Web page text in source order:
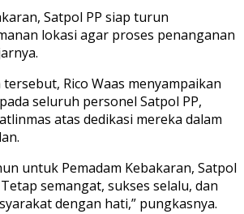
Satpol PP siap turun
lokasi agar proses penanganan
Rico Waas menyampaikan
seluruh personel Satpol PP,
atas dedikasi mereka dalam
untuk Pemadam Kebakaran, Satpol
semangat, sukses selalu, dan
dengan hati,” pungkasnya.